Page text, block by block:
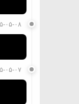
۱۴۰۵-
۱۴۰۵-